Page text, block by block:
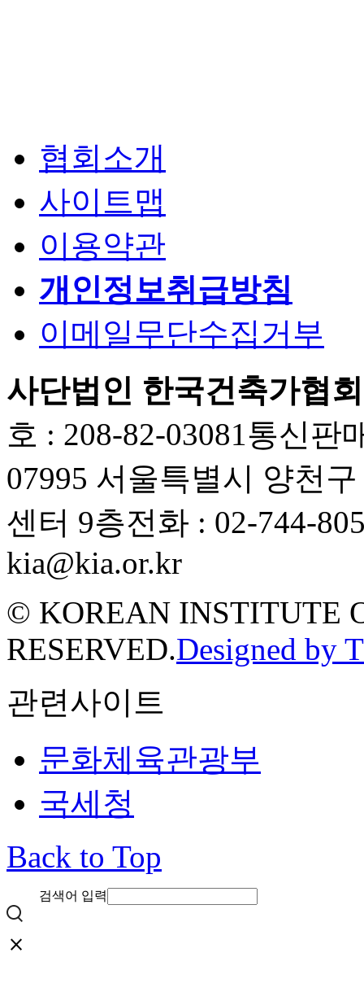
협회소개
사이트맵
이용약관
개인정보취급방침
이메일무단수집거부
사단법인 한국건축가협회
호 : 208-82-03081 통신판
07995 서울특별시 양천
센터 9층전화 : 02-744-
kia@kia.or.kr
© KOREAN INSTITUTE
RESERVED.Designed by
관련사이트
문화체육관광부
국세청
Back to Top
검색어 입력
close